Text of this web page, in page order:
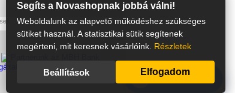
m Kérdésed van?
Segíts a Novashopnak jobbá válni!
Weboldalunk az alapvető működéshez szükséges
sütiket használ. A statisztikai sütik segítenek
megérteni, mit keresnek vásárlóink. Részletek
Beállítások Elfogadom